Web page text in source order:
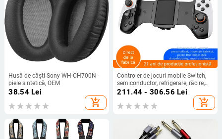
Husă de căști Sony WH-CH700N -
piele sintetică, OEM
38.54Lei
add_shopping_cart
Controler de jocuri mobile Switch,
semiconductor, refrigerare, răcire,
Android, iOS, universal, Bluetooth,
211.44 - 306.56 Lei
add_shopping_cart